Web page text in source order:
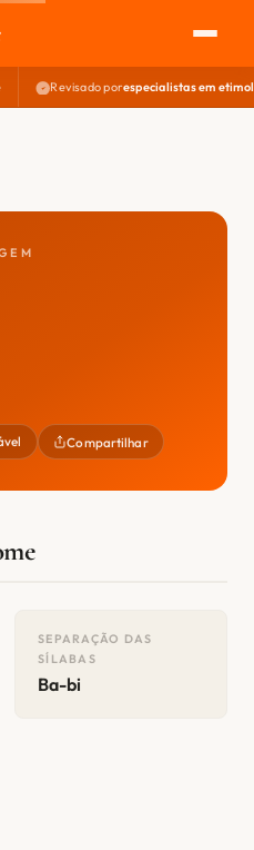
Revisado porespecialistas em
Compartilhar
SEPARAÇÃO DAS
SÍLABAS
Ba-bi